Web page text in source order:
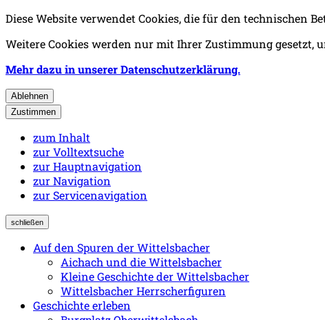
Diese Website verwendet Cookies, die für den technischen
Weitere Cookies werden nur mit Ihrer Zustimmung gesetzt,
Mehr dazu in unserer Datenschutzerklärung.
Ablehnen
Zustimmen
zum Inhalt
zur Volltextsuche
zur Hauptnavigation
zur Navigation
zur Servicenavigation
schließen
Auf den Spuren der Wittelsbacher
Aichach und die Wittelsbacher
Kleine Geschichte der Wittelsbacher
Wittelsbacher Herrscherfiguren
Geschichte erleben